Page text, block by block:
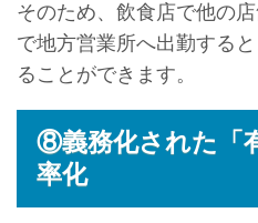
そのため、飲食店で他の
で地方営業所へ出勤する
ることができます。
⑧義務化された「
率化